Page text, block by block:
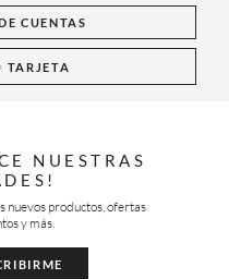
CUENTAS
TARJETA
NUESTRAS
nuevos productos, ofertas
y más.